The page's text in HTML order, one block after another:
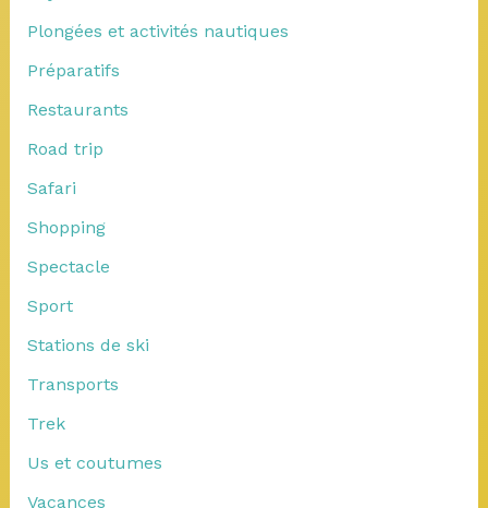
Plongées et activités nautiques
Préparatifs
Restaurants
Road trip
Safari
Shopping
Spectacle
Sport
Stations de ski
Transports
Trek
Us et coutumes
Vacances